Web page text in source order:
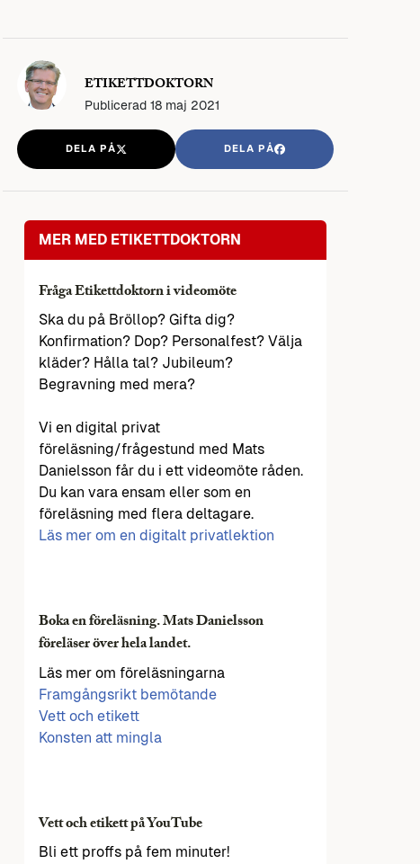
ETIKETTDOKTORN
Publicerad 18 maj 2021
DELA PÅ DELA PÅ
MER MED ETIKETTDOKTORN
Fråga Etikettdoktorn i videomöte
Ska du på Bröllop? Gifta dig?
Konfirmation? Dop? Personalfest? Välja
kläder? Hålla tal? Jubileum?
Begravning med mera?
Vi en digital privat
föreläsning/frågestund med Mats
Danielsson får du i ett videomöte råden.
Du kan vara ensam eller som en
föreläsning med flera deltagare.
Läs mer om en digitalt privatlektion
Boka en föreläsning. Mats Danielsson
föreläser över hela landet.
Läs mer om föreläsningarna
Framgångsrikt bemötande
Vett och etikett
Konsten att mingla
Vett och etikett på YouTube
Bli ett proffs på fem minuter!